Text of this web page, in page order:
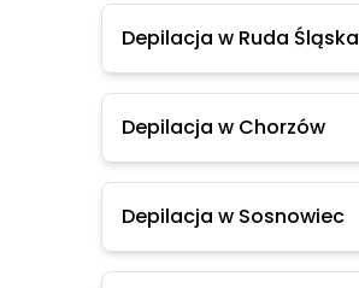
Depilacja w Ruda Śląska
Depilacja w Chorzów
Depilacja w Sosnowiec